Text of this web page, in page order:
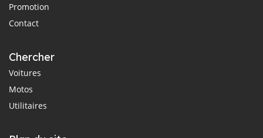
Promotion
Contact
Chercher
Voitures
Motos
Utilitaires